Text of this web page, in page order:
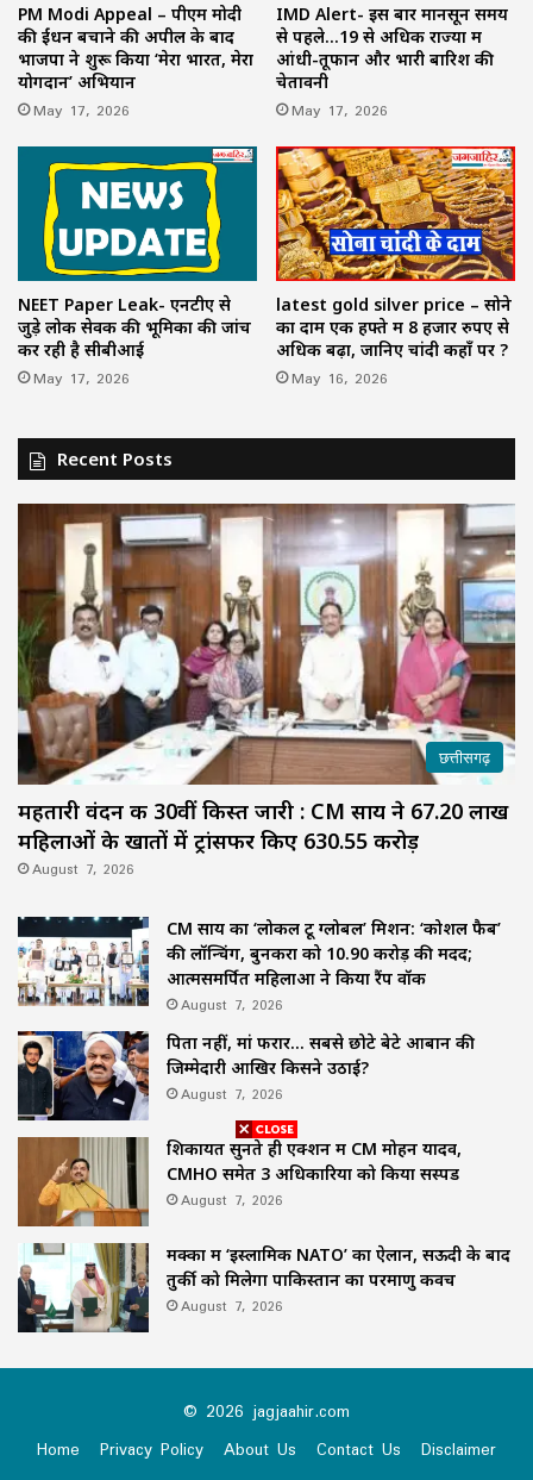
PM Modi Appeal – पीएम मोदी
की ईंधन बचाने की अपील के बाद
भाजपा ने शुरू किया ‘मेरा भारत, मेरा
योगदान’ अभियान
May 17, 2026
IMD Alert- इस बार मानसून समय
से पहले…19 से अधिक राज्यों में
आंधी-तूफान और भारी बारिश की
चेतावनी
May 17, 2026
NEET Paper Leak- एनटीए से
जुड़े लोक सेवक की भूमिका की जांच
कर रही है सीबीआई
May 17, 2026
latest gold silver price – सोने
का दाम एक हफ्ते में 8 हजार रुपए से
अधिक बढ़ा, जानिए चांदी कहाँ पर ?
May 16, 2026
Recent Posts
छत्तीसगढ़
महतारी वंदन की 30वीं किस्त जारी : CM साय ने 67.20 लाख
महिलाओं के खातों में ट्रांसफर किए ₹630.55 करोड़
August 7, 2026
CM साय का ‘लोकल टू ग्लोबल’ मिशन: ‘कोशल फैब’
की लॉन्चिंग, बुनकरों को 10.90 करोड़ की मदद;
आत्मसमर्पित महिलाओं ने किया रैंप वॉक
August 7, 2026
पिता नहीं, मां फरार… सबसे छोटे बेटे आबान की
जिम्मेदारी आखिर किसने उठाई?
August 7, 2026
शिकायतें सुनते ही एक्शन में CM मोहन यादव,
CMHO समेत 3 अधिकारियों को किया सस्पेंड
August 7, 2026
मक्का में ‘इस्लामिक NATO’ का ऐलान, सऊदी के बाद
तुर्की को मिलेगा पाकिस्तान का परमाणु कवच
August 7, 2026
© 2026 jagjaahir.com
Home
Privacy Policy About Us Contact Us
Disclaimer